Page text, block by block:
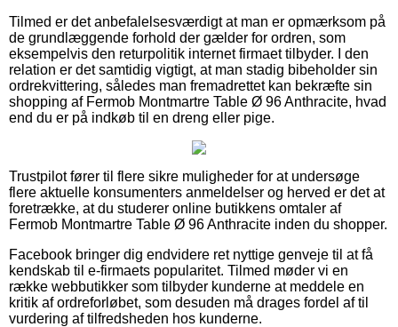
Tilmed er det anbefalelsesværdigt at man er opmærksom på
de grundlæggende forhold der gælder for ordren, som
eksempelvis den returpolitik internet firmaet tilbyder. I den
relation er det samtidig vigtigt, at man stadig bibeholder sin
ordrekvittering, således man fremadrettet kan bekræfte sin
shopping af Fermob Montmartre Table Ø 96 Anthracite, hvad
end du er på indkøb til en dreng eller pige.
Trustpilot fører til flere sikre muligheder for at undersøge
flere aktuelle konsumenters anmeldelser og herved er det at
foretrække, at du studerer online butikkens omtaler af
Fermob Montmartre Table Ø 96 Anthracite inden du shopper.
Facebook bringer dig endvidere ret nyttige genveje til at få
kendskab til e-firmaets popularitet. Tilmed møder vi en
række webbutikker som tilbyder kunderne at meddele en
kritik af ordreforløbet, som desuden må drages fordel af til
vurdering af tilfredsheden hos kunderne.